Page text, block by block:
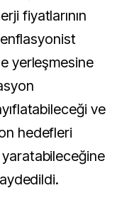
fiyatlarının
yerleşmesine
ve
hedefleri